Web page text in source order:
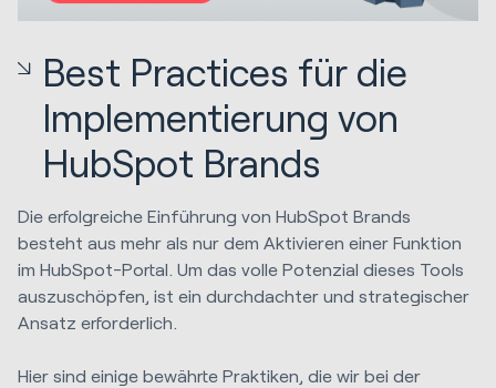
Best Practices für die
Implementierung von
HubSpot Brands
Die erfolgreiche Einführung von HubSpot Brands
besteht aus mehr als nur dem Aktivieren einer Funktion
im HubSpot-Portal. Um das volle Potenzial dieses Tools
auszuschöpfen, ist ein durchdachter und strategischer
Ansatz erforderlich.
Hier sind einige bewährte Praktiken, die wir bei der